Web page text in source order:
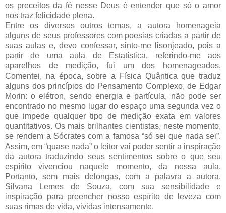
os preceitos da fé nesse Deus é entender que só o amor
nos traz felicidade plena.
Entre os diversos outros temas, a autora homenageia
alguns de seus professores com poesias criadas a partir de
suas aulas e, devo confessar, sinto-me lisonjeado, pois a
partir de uma aula de Estatística, referindo-me aos
aparelhos de medição, fui um dos homenageados.
Comentei, na época, sobre a Física Quântica que traduz
alguns dos princípios do Pensamento Complexo, de Edgar
Morin: o elétron, sendo energia e partícula, não pode ser
encontrado no mesmo lugar do espaço uma segunda vez o
que impede qualquer tipo de medição exata em valores
quantitativos. Os mais brilhantes cientistas, neste momento,
se rendem a Sócrates com a famosa “só sei que nada sei”.
Assim, em “quase nada” o leitor vai poder sentir a inspiração
da autora traduzindo seus sentimentos sobre o que seu
espírito vivenciou naquele momento, da nossa aula.
Portanto, sem mais delongas, com a palavra a autora,
Silvana Lemes de Souza, com sua sensibilidade e
inspiração para preencher nosso espírito de leveza com
suas rimas de vida, vividas intensamente.